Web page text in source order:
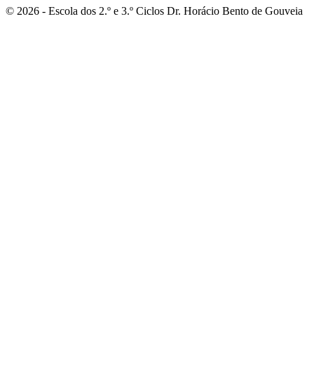
© 2026 - Escola dos 2.º e 3.º Ciclos Dr. Horácio Bento de Gouveia